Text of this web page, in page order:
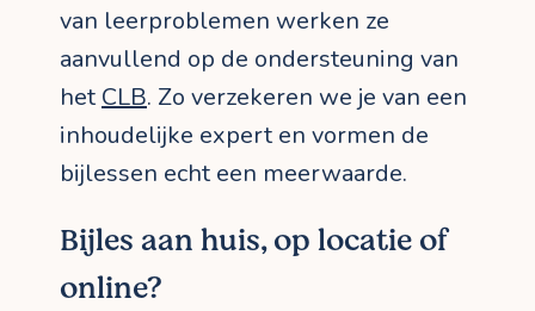
van leerproblemen werken ze
aanvullend op de ondersteuning van
het CLB. Zo verzekeren we je van een
inhoudelijke expert en vormen de
bijlessen echt een meerwaarde.
Bijles aan huis, op locatie of
online?